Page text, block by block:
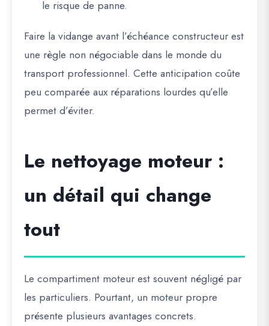
le risque de panne.
Faire la vidange avant l’échéance constructeur est
une règle non négociable dans le monde du
transport professionnel. Cette anticipation coûte
peu comparée aux réparations lourdes qu’elle
permet d’éviter.
Le nettoyage moteur :
un détail qui change
tout
Le compartiment moteur est souvent négligé par
les particuliers. Pourtant, un moteur propre
présente plusieurs avantages concrets.